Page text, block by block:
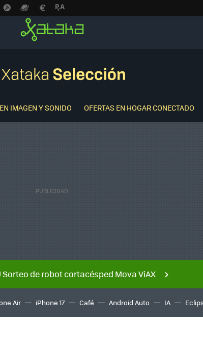
IMAGEN Y SONIDO OFERTAS EN HOGAR CONECTADO
Sorteo de robot cortacésped Mova ViAX
Air iPhone 17 Café Android Auto IA